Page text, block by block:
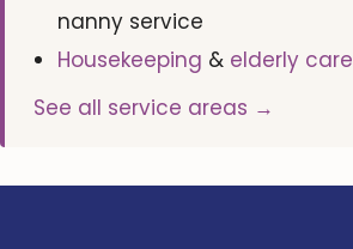
nanny service
Housekeeping & elderly care
See all service areas →